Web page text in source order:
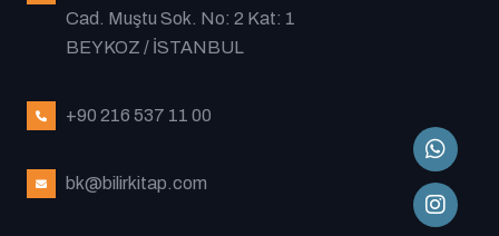
Cad. Muştu Sok. No: 2 Kat: 1
BEYKOZ / İSTANBUL
+90 216 537 11 00
bk@bilirkitap.com